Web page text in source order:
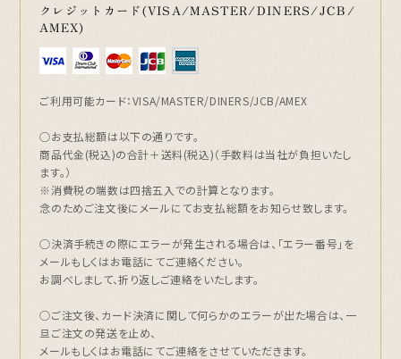
クレジットカード(VISA/MASTER/DINERS/JCB/
AMEX)
ご利用可能カード：VISA/MASTER/DINERS/JCB/AMEX
○お支払総額は以下の通りです。
商品代金(税込)の合計＋送料(税込)（手数料は当社が負担いたし
ます。）
※消費税の端数は四捨五入での計算となります。
念のためご注文後にメールにてお支払総額をお知らせ致します。
○決済手続きの際にエラーが発生される場合は、「エラー番号」を
メールもしくはお電話にてご連絡ください。
お調べしまして、折り返しご連絡をいたします。
○ご注文後、カード決済に関して何らかのエラーが出た場合は、一
旦ご注文の発送を止め、
メールもしくはお電話にてご連絡をさせていただきます。